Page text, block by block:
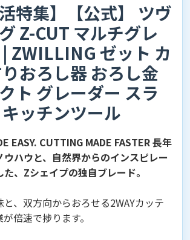
活特集】【公式】 ツヴ
Z-CUT マルチグレ
ZWILLING ゼット カ
おろし器 おろし金
ト グレーダー スラ
ッチンツール
EASY. CUTTING MADE FASTER 長年
ウハウと、自然界からのインスピレー
、Zシェイプの独自ブレード。
と、双方向からおろせる2WAYカッテ
倍速で捗ります。